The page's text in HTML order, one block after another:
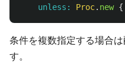
unless: Proc. new {
条件を複数指定する場合
す。